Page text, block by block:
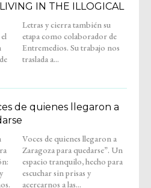
IN THE ILLOGICAL
traslada a...
de quienes llegaron a
acercarnos a las...